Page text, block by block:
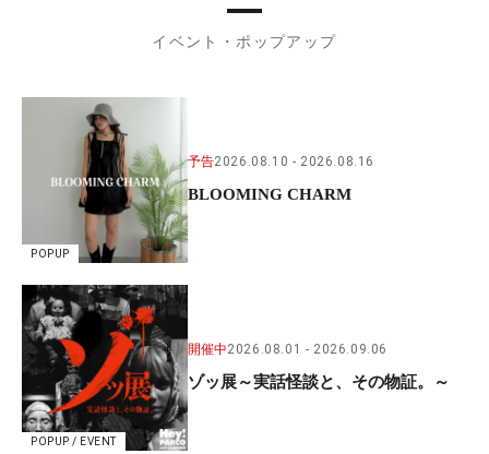
イベント・ポップアップ
POPUP
予告2026.08.10 2026.08.16
BLOOMING CHARM
POPUP / EVENT
開催中2026.08.01 2026.09.06
ゾッ展～実話怪談と、その物証。～